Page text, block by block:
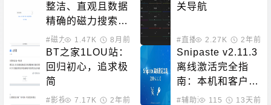
整洁、直观且数据
精确的磁力搜索站
点
#磁力搜索1.47K 8月前
关导航
#直播源2.27K 2年前
BT之家1LOU站：
回归初心，追求极
简
#影视下载7.17K 2年前
Snipaste v2.11.3
离线激活完全指
南：本机和客户端
双重授权方案
#辅助激活115 13天前